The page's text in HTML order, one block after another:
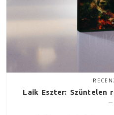
Laik Eszter: Szüntelen